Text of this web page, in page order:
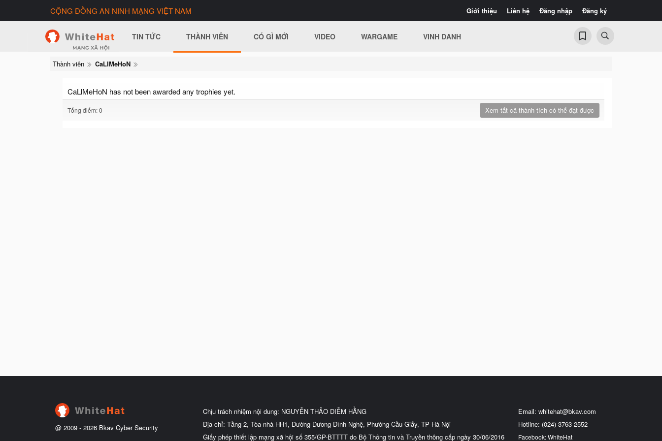
Giới thiệu Liên hệ Đăng nhập Đăng ký
CỘNG ĐỒNG AN NINH MẠNG VIỆT NAM
TIN TỨC THÀNH VIÊN CÓ GÌ MỚI VIDEO WARGAME VINH DANH
Thành viên CaLlMeHoN
CaLlMeHoN has not been awarded any trophies yet.
Tổng điểm: 0 Xem tất cả thành tích có thể đạt được
@ 2009 - 2026 Bkav Cyber Security
Chịu trách nhiệm nội dung: NGUYỄN THẢO DIỄM HẰNG
Địa chỉ: Tầng 2, Tòa nhà HH1, Đường Dương Đình Nghệ, Phường Cầu Giấy, TP Hà Nội
Giấy phép thiết lập mạng xã hội số 355/GP-BTTTT do Bộ Thông tin và Truyền thông cấp ngày 30/06/2016
Email: whitehat@bkav.com
Hotline: (024) 3763 2552
Facebook: WhiteHat